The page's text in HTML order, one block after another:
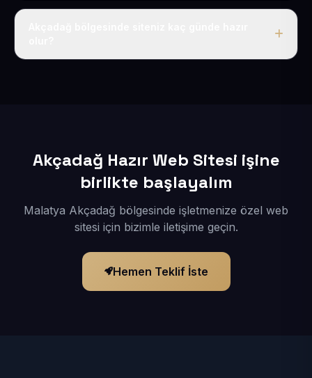
Tek fiyat uygulanır: yıllık 50 USD + KDV. Bu bedele alan
Akçadağ Hazır Web Sitesi işine
birlikte başlayalım
Malatya Akçadağ bölgesinde işletmenize özel web
sitesi için bizimle iletişime geçin.
Hemen Teklif İste